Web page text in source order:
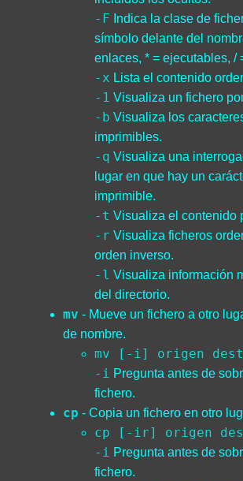
-F Indica la clase de
símbolo delante del
enlaces, * = ejecutables, /
-x Lista el contenido
-1 Visualiza un fichero
-b Visualiza los
imprimibles.
-q Visualiza una
lugar en que hay un
imprimible.
-t Visualiza el contenido
-r Visualiza ficheros
orden inverso.
-l Visualiza información
del directorio.
mv - Mueve un fichero a otro
de nombre.
mv [-i] origen
-i Pregunta antes de
fichero.
cp - Copia un fichero en otro
cp [-ir] origen
-i Pregunta antes de
fichero.